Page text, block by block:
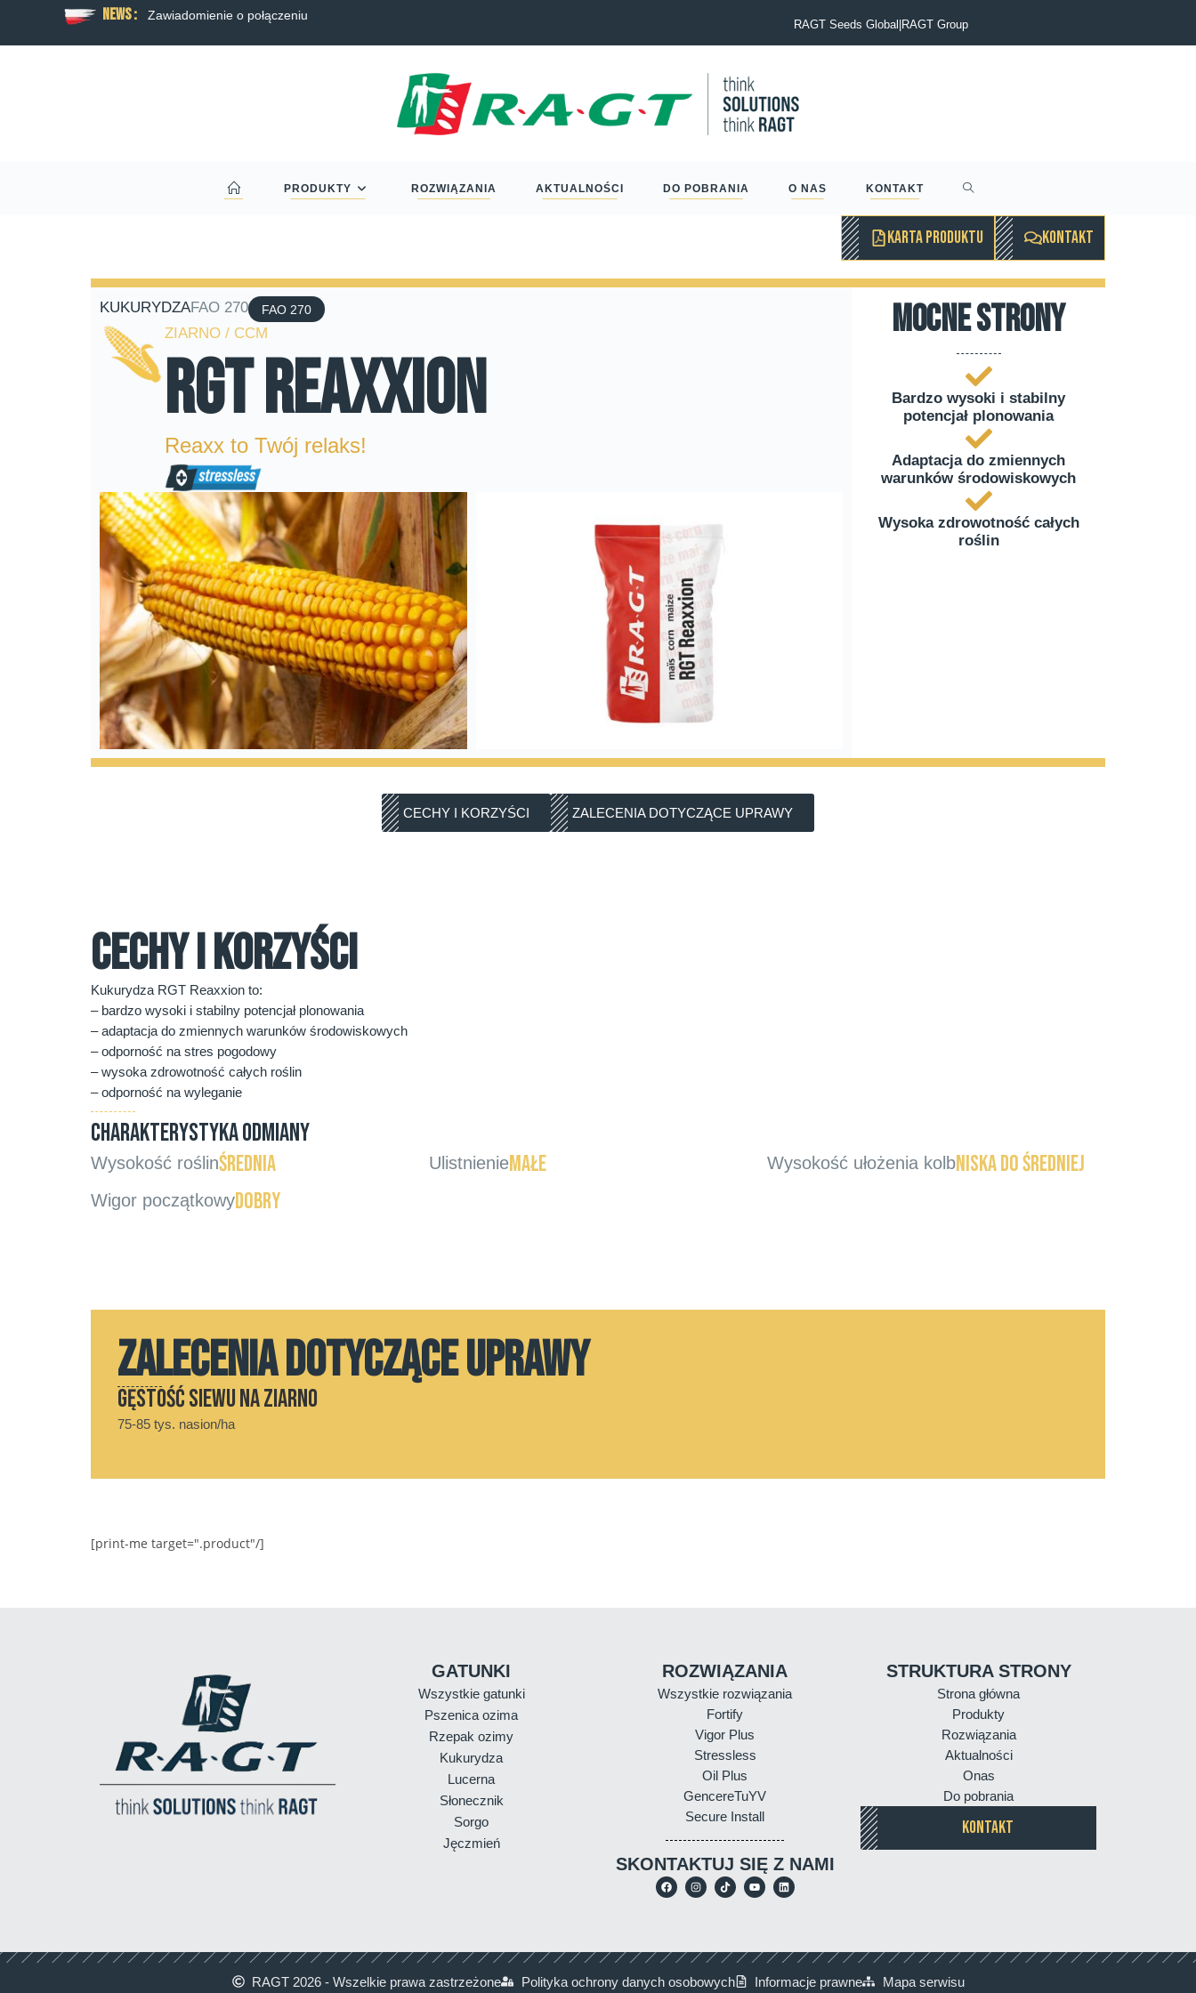
News :
RAGT Zawiadomienie o połączeniu
RAGT Seeds Global|RAGT Group
PRODUKTY ROZWIĄZANIA AKTUALNOŚCI DO POBRANIA O NAS KONTAKT
KARTA PRODUKTU KONTAKT
KUKURYDZAFAO 270 FAO 270
ZIARNO / CCM
RGT Reaxxion
Reaxx to Twój relaks!
mocne strony
Bardzo wysoki i stabilny
potencjał plonowania
Adaptacja do zmiennych
warunków środowiskowych
Wysoka zdrowotność całych
roślin
CECHY I KORZYŚCI ZALECENIA DOTYCZĄCE UPRAWY
CECHY I KORZYŚCI
Kukurydza RGT Reaxxion to:
– bardzo wysoki i stabilny potencjał plonowania
– adaptacja do zmiennych warunków środowiskowych
– odporność na stres pogodowy
– wysoka zdrowotność całych roślin
– odporność na wyleganie
CHARAKTERYSTYKA ODMIANY
Wysokość roślinśrednia Ulistnieniemałe Wysokość ułożenia kolbniska do średniej
Wigor początkowydobry
ZALECENIA DOTYCZĄCE UPRAWY
Gęstość siewu na ziarno
75-85 tys. nasion/ha
[print-me target=".product"/]
GATUNKI
Wszystkie gatunki
Pszenica ozima
Rzepak ozimy
Kukurydza
Lucerna
Słonecznik
Sorgo
Jęczmień
ROZWIĄZANIA
Wszystkie rozwiązania
Fortify
Vigor Plus
Stressless
Oil Plus
GencereTuYV
Secure Install
SKONTAKTUJ SIĘ Z NAMI
STRUKTURA STRONY
Strona główna
Produkty
Rozwiązania
Aktualności
Onas
Do pobrania
KONTAKT
RAGT 2026 - Wszelkie prawa zastrzeżone Polityka ochrony danych osobowych Informacje prawne Mapa serwisu